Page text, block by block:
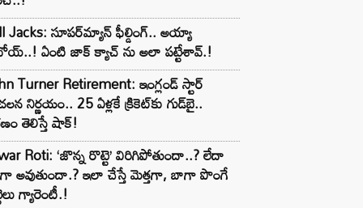
Jacks: సూపర్‌మ్యాన్ ఫీల్డింగ్.. అయ్యా
ఏంటి జాక్ క్యాచ్ ను అలా పట్టేశావ్.!
Turner Retirement: ఇంగ్లండ్ స్టార్
నిర్ణయం.. 25 ఏళ్లకే క్రికెట్‌కు గుడ్‌బై..
తెలిస్తే షాక్!
Roti: ‘జొన్న రొట్టె’ విరిగిపోతుందా..? లేదా
అవుతుందా.? ఇలా చేస్తే మెత్తగా, బాగా పొంగే
గ్యారెంటీ.!